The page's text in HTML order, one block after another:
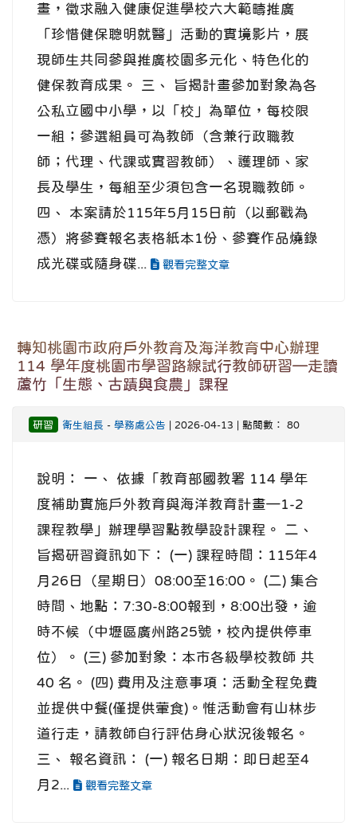
畫，徵求融入健康促進學校六大範疇推廣
「珍惜健保聰明就醫」活動的實境影片，展
現師生共同參與推廣校園多元化、特色化的
健保教育成果。 三、 旨揭計畫參加對象為各
公私立國中小學，以「校」為單位，每校限
一組；參選組員可為教師（含兼行政職教
師；代理、代課或實習教師）、護理師、家
長及學生，每組至少須包含一名現職教師。
四、 本案請於115年5月15日前（以郵戳為
憑）將參賽報名表格紙本1份、參賽作品燒錄
成光碟或隨身碟...
觀看完整文章
轉知桃園市政府戶外教育及海洋教育中心辦理
114 學年度桃園市學習路線試行教師研習—走讀
蘆竹「生態、古蹟與食農」課程
研習 衛生組長 - 學務處公告 | 2026-04-13 | 點閱數： 80
說明： 一、 依據「教育部國教署 114 學年
度補助實施戶外教育與海洋教育計畫—1-2
課程教學」辦理學習點教學設計課程。 二、
旨揭研習資訊如下： (一) 課程時間：115年4
月26日（星期日）08:00至16:00。 (二) 集合
時間、地點：7:30-8:00報到，8:00出發，逾
時不候（中壢區廣州路25號，校內提供停車
位）。 (三) 參加對象：本市各級學校教師 共
40 名。 (四) 費用及注意事項：活動全程免費
並提供中餐(僅提供葷食)。惟活動會有山林步
道行走，請教師自行評估身心狀況後報名。
三、 報名資訊： (一) 報名日期：即日起至4
月2...
觀看完整文章